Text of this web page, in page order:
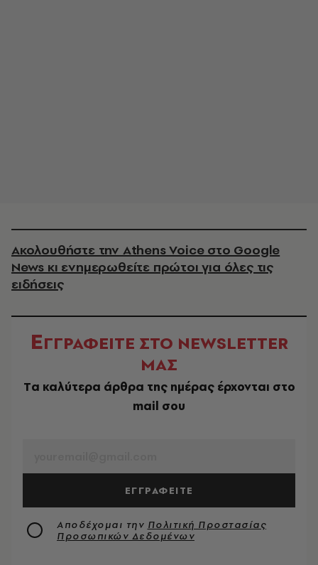
Ακολουθήστε την Athens Voice στο Google
News κι ενημερωθείτε πρώτοι για όλες τις
ειδήσεις
ΕΓΓΡΑΦΕΙΤΕ ΣΤΟ NEWSLETTER
ΜΑΣ
Tα καλύτερα άρθρα της ημέρας έρχονται στο
mail σου
ΕΓΓΡΑΦΕΙΤΕ
Αποδέχομαι την Πολιτική Προστασίας
Προσωπικών Δεδομένων